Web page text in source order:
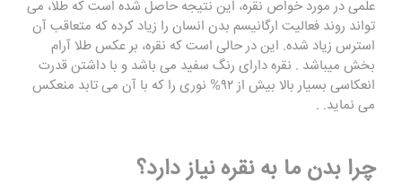
علمی در مورد خواص نقره، این نتیجه حاصل شده است که طلا، می
تواند روند فعالیت ارگانیسم بدن انسان را زیاد کرده که متعاقب آن
استرس زیاد شده. این در حالی است که نقره، بر عکس طلا آرام‌
بخش میباشد . نقره دارای رنگ سفید می باشد و با داشتن قدرت
انعکاسی بسیار بالا بیش از ۹۲% نوری را که با آن می تابد منعکس
می نماید. .
چرا بدن ما به نقره نیاز دارد؟